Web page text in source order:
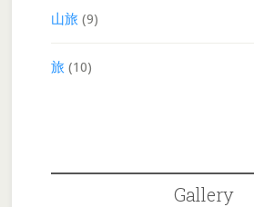
山旅 (9)
旅 (10)
Gallery